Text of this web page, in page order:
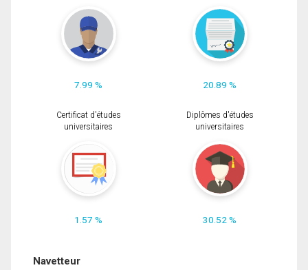
7.99 % 20.89 %
Certificat d'études
universitaires
1.57 %
Diplômes d'études
universitaires
30.52 %
Navetteur